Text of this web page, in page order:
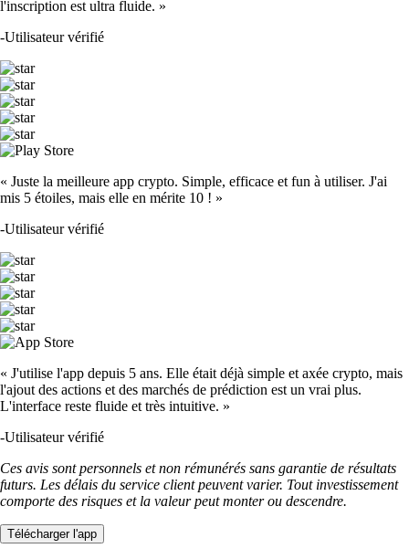
l'inscription est ultra fluide. »
-Utilisateur vérifié
« Juste la meilleure app crypto. Simple, efficace et fun à utiliser. J'ai
mis 5 étoiles, mais elle en mérite 10 ! »
-Utilisateur vérifié
« J'utilise l'app depuis 5 ans. Elle était déjà simple et axée crypto, mais
l'ajout des actions et des marchés de prédiction est un vrai plus.
L'interface reste fluide et très intuitive. »
-Utilisateur vérifié
Ces avis sont personnels et non rémunérés sans garantie de résultats
futurs. Les délais du service client peuvent varier. Tout investissement
comporte des risques et la valeur peut monter ou descendre.
Télécharger l'app